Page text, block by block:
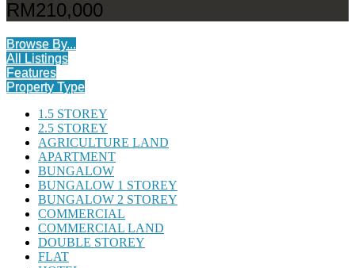
RM210,000
Browse By...
All Listings
Features
Property Type
1.5 STOREY
2.5 STOREY
AGRICULTURE LAND
APARTMENT
BUNGALOW
BUNGALOW 1 STOREY
BUNGALOW 2 STOREY
COMMERCIAL
COMMERCIAL LAND
DOUBLE STOREY
FLAT